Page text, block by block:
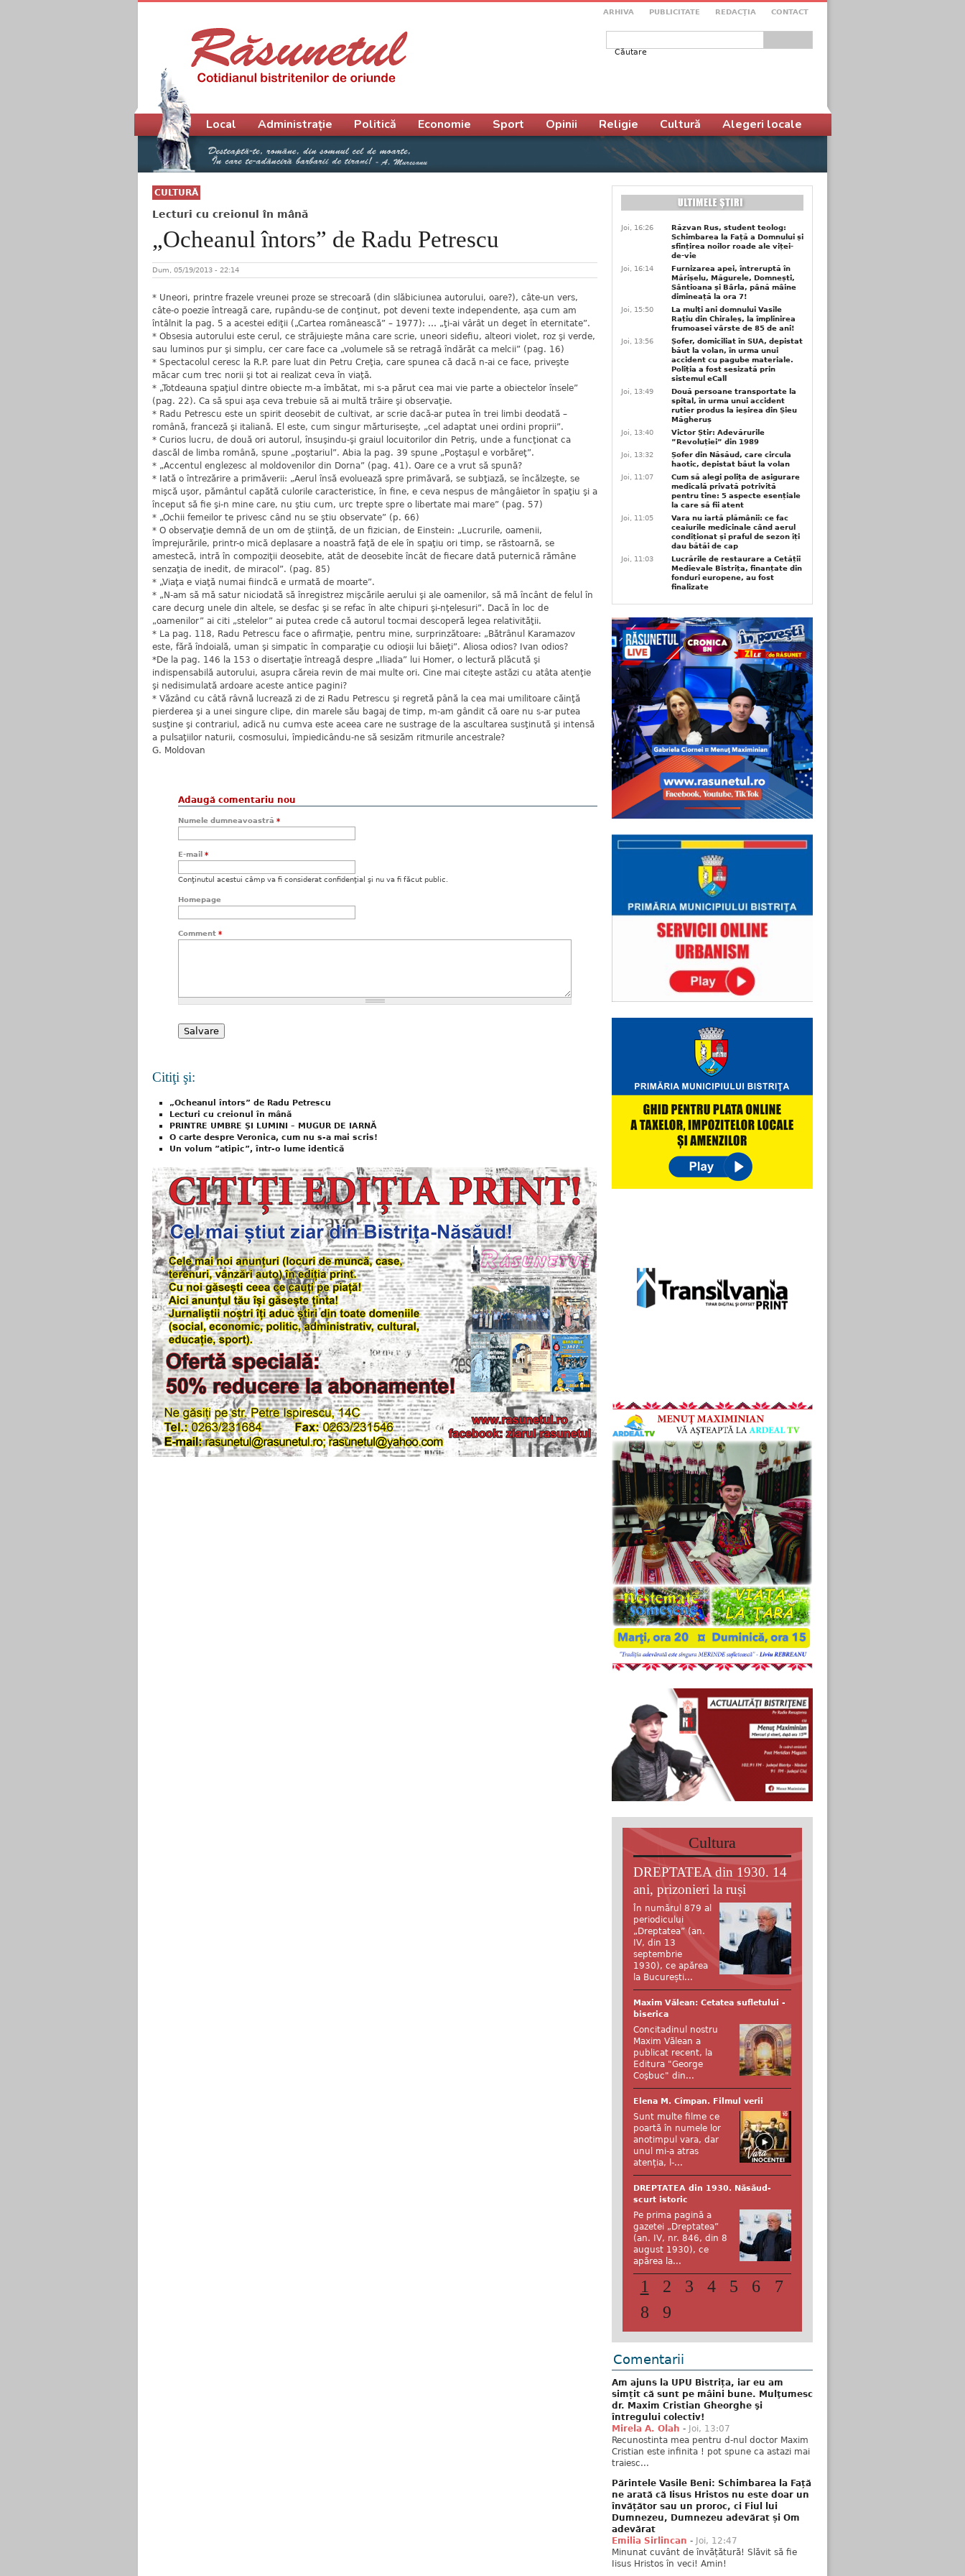
ARHIVA PUBLICITATE REDACŢIA CONTACT
Formular de căutare
CULTURĂ
Lecturi cu creionul în mână
„Ocheanul întors” de Radu Petrescu
Dum, 05/19/2013 - 22:14
* Uneori, printre frazele vreunei proze se strecoară (din slăbiciunea autorului, oare?), câte-un vers,
câte-o poezie întreagă care, rupându-se de conţinut, pot deveni texte independente, aşa cum am
întâlnit la pag. 5 a acestei ediţii („Cartea românească” – 1977): … „ţi-ai vârât un deget în eternitate”.
* Obsesia autorului este cerul, ce străjuieşte mâna care scrie, uneori sidefiu, alteori violet, roz şi verde,
sau luminos pur şi simplu, cer care face ca „volumele să se retragă îndărăt ca melcii” (pag. 16)
* Spectacolul ceresc la R.P. pare luat din Petru Creţia, care spunea că dacă n-ai ce face, priveşte
măcar cum trec norii şi tot ai realizat ceva în viaţă.
* „Totdeauna spaţiul dintre obiecte m-a îmbătat, mi s-a părut cea mai vie parte a obiectelor însele”
(pag. 22). Ca să spui aşa ceva trebuie să ai multă trăire şi observaţie.
* Radu Petrescu este un spirit deosebit de cultivat, ar scrie dacă-ar putea în trei limbi deodată –
română, franceză şi italiană. El este, cum singur mărturiseşte, „cel adaptat unei ordini proprii”.
* Curios lucru, de două ori autorul, însuşindu-şi graiul locuitorilor din Petriş, unde a funcţionat ca
dascăl de limba română, spune „poştariul”. Abia la pag. 39 spune „Poştaşul e vorbăreţ”.
* „Accentul englezesc al moldovenilor din Dorna” (pag. 41). Oare ce a vrut să spună?
* Iată o întrezărire a primăverii: „Aerul însă evoluează spre primăvară, se subţiază, se încălzeşte, se
mişcă uşor, pământul capătă culorile caracteristice, în fine, e ceva nespus de mângâietor în spaţiu şi a
început să fie şi-n mine care, nu ştiu cum, urc trepte spre o libertate mai mare” (pag. 57)
* „Ochii femeilor te privesc când nu se ştiu observate” (p. 66)
* O observaţie demnă de un om de ştiinţă, de un fizician, de Einstein: „Lucrurile, oamenii,
împrejurările, printr-o mică deplasare a noastră faţă de ele în spaţiu ori timp, se răstoarnă, se
amestecă, intră în compoziţii deosebite, atât de deosebite încât de fiecare dată puternică rămâne
senzaţia de inedit, de miracol”. (pag. 85)
* „Viaţa e viaţă numai fiindcă e urmată de moarte”.
* „N-am să mă satur niciodată să înregistrez mişcările aerului şi ale oamenilor, să mă încânt de felul în
care decurg unele din altele, se desfac şi se refac în alte chipuri şi-nţelesuri”. Dacă în loc de
„oamenilor” ai citi „stelelor” ai putea crede că autorul tocmai descoperă legea relativităţii.
* La pag. 118, Radu Petrescu face o afirmaţie, pentru mine, surprinzătoare: „Bătrânul Karamazov
este, fără îndoială, uman şi simpatic în comparaţie cu odioşii lui băieţi”. Aliosa odios? Ivan odios?
*De la pag. 146 la 153 o disertaţie întreagă despre „Iliada” lui Homer, o lectură plăcută şi
indispensabilă autorului, asupra căreia revin de mai multe ori. Cine mai citeşte astăzi cu atâta atenţie
şi nedisimulată ardoare aceste antice pagini?
* Văzând cu câtă râvnă lucrează zi de zi Radu Petrescu şi regretă până la cea mai umilitoare căinţă
pierderea şi a unei singure clipe, din marele său bagaj de timp, m-am gândit că oare nu s-ar putea
susţine şi contrariul, adică nu cumva este aceea care ne sustrage de la ascultarea susţinută şi intensă
a pulsaţiilor naturii, cosmosului, împiedicându-ne să sesizăm ritmurile ancestrale?
G. Moldovan
Adaugă comentariu nou
Numele dumneavoastră *
E-mail *
Conţinutul acestui câmp va fi considerat confidenţial şi nu va fi făcut public.
Homepage
Comment *
Citiţi şi:
„Ocheanul întors” de Radu Petrescu
Lecturi cu creionul în mână
PRINTRE UMBRE ŞI LUMINI – MUGUR DE IARNĂ
O carte despre Veronica, cum nu s-a mai scris!
Un volum ”atipic”, într-o lume identică
Meniu principal
Local Administrație Politică Economie Sport Opinii Religie Cultură Alegeri locale
Joi, 16:26
Răzvan Rus, student teolog:
Schimbarea la Față a Domnului și
sfințirea noilor roade ale viței-
de-vie
Joi, 16:14
Furnizarea apei, întreruptă în
Mărișelu, Măgurele, Domnești,
Sântioana și Bârla, până mâine
dimineață la ora 7!
Joi, 15:50
La mulți ani domnului Vasile
Rațiu din Chiraleș, la împlinirea
frumoasei vârste de 85 de ani!
Joi, 13:56
Șofer, domiciliat în SUA, depistat
băut la volan, în urma unui
accident cu pagube materiale.
Poliția a fost sesizată prin
sistemul eCall
Joi, 13:49
Două persoane transportate la
spital, în urma unui accident
rutier produs la ieșirea din Șieu
Măgheruș
Joi, 13:40
Victor Știr: Adevărurile
”Revoluției” din 1989
Joi, 13:32
Șofer din Năsăud, care circula
haotic, depistat băut la volan
Joi, 11:07
Cum să alegi polița de asigurare
medicală privată potrivită
pentru tine: 5 aspecte esențiale
la care să fii atent
Joi, 11:05
Vara nu iartă plămânii: ce fac
ceaiurile medicinale când aerul
condiționat și praful de sezon îți
dau bătăi de cap
Joi, 11:03
Lucrările de restaurare a Cetății
Medievale Bistrița, finanțate din
fonduri europene, au fost
finalizate
Cultura
DREPTATEA din 1930. 14
ani, prizonieri la ruși
În numărul 879 al
periodicului
„Dreptatea” (an.
IV, din 13
septembrie
1930), ce apărea
la București...
Maxim Vălean: Cetatea sufletului -
biserica
Concitadinul nostru
Maxim Vălean a
publicat recent, la
Editura "George
Coşbuc" din...
Elena M. Cîmpan. Filmul verii
Sunt multe filme ce
poartă în numele lor
anotimpul vara, dar
unul mi-a atras
atenția, l-...
DREPTATEA din 1930. Năsăud-
scurt istoric
Pe prima pagină a
gazetei „Dreptatea”
(an. IV, nr. 846, din 8
august 1930), ce
apărea la...
1 2 3 4 5 6
7
8
9
Comentarii
Am ajuns la UPU Bistrița, iar eu am
simțit că sunt pe mâini bune. Mulţumesc
dr. Maxim Cristian Gheorghe şi
întregului colectiv!
Mirela A. Olah - Joi, 13:07
Recunostinta mea pentru d-nul doctor Maxim
Cristian este infinita ! pot spune ca astazi mai
traiesc...
Părintele Vasile Beni: Schimbarea la Față
ne arată că Iisus Hristos nu este doar un
învățător sau un proroc, ci Fiul lui
Dumnezeu, Dumnezeu adevărat și Om
adevărat
Emilia Sirlincan - Joi, 12:47
Minunat cuvânt de învățătură! Slăvit să fie
Iisus Hristos în veci! Amin!